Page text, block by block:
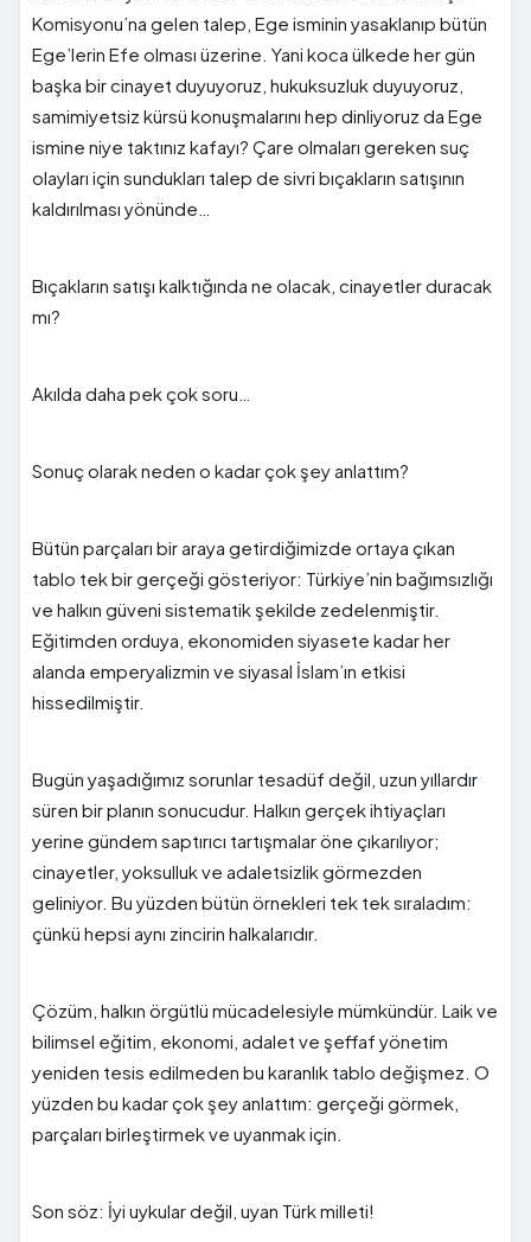
Komisyonu’na gelen talep, Ege isminin yasaklanıp bütün
Ege’lerin Efe olması üzerine. Yani koca ülkede her gün
başka bir cinayet duyuyoruz, hukuksuzluk duyuyoruz,
samimiyetsiz kürsü konuşmalarını hep dinliyoruz da Ege
ismine niye taktınız kafayı? Çare olmaları gereken suç
olayları için sundukları talep de sivri bıçakların satışının
kaldırılması yönünde…
Bıçakların satışı kalktığında ne olacak, cinayetler duracak
mı?
Akılda daha pek çok soru…
Sonuç olarak neden o kadar çok şey anlattım?
Bütün parçaları bir araya getirdiğimizde ortaya çıkan
tablo tek bir gerçeği gösteriyor: Türkiye’nin bağımsızlığı
ve halkın güveni sistematik şekilde zedelenmiştir.
Eğitimden orduya, ekonomiden siyasete kadar her
alanda emperyalizmin ve siyasal İslam’ın etkisi
hissedilmiştir.
Bugün yaşadığımız sorunlar tesadüf değil, uzun yıllardır
süren bir planın sonucudur. Halkın gerçek ihtiyaçları
yerine gündem saptırıcı tartışmalar öne çıkarılıyor;
cinayetler, yoksulluk ve adaletsizlik görmezden
geliniyor. Bu yüzden bütün örnekleri tek tek sıraladım:
çünkü hepsi aynı zincirin halkalarıdır.
Çözüm, halkın örgütlü mücadelesiyle mümkündür. Laik ve
bilimsel eğitim, ekonomi, adalet ve şeffaf yönetim
yeniden tesis edilmeden bu karanlık tablo değişmez. O
yüzden bu kadar çok şey anlattım: gerçeği görmek,
parçaları birleştirmek ve uyanmak için.
Son söz: İyi uykular değil, uyan Türk milleti!